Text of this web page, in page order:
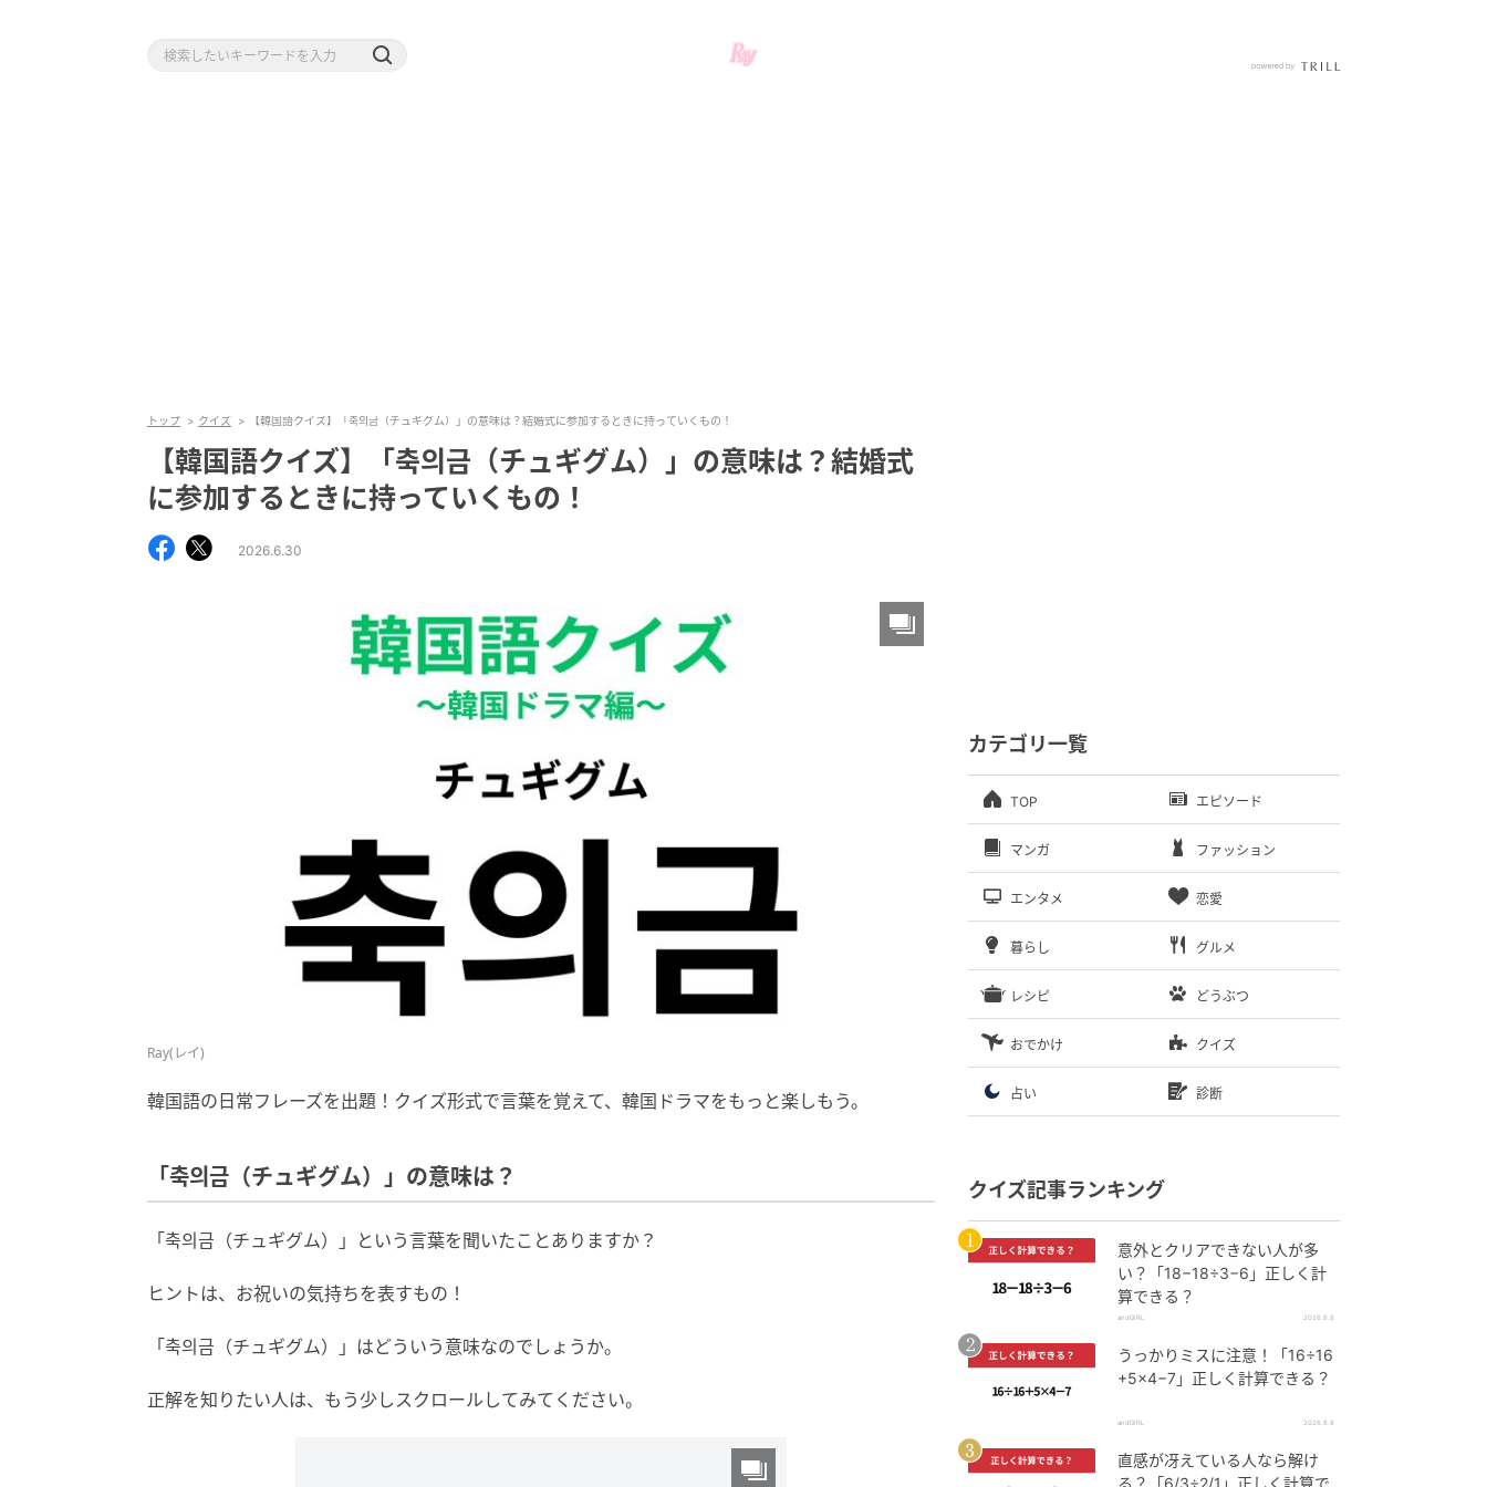
トップ クイズ 【韓国語クイズ】「축의금（チュギグム）」の意味は？結婚式に参加するときに持っていくもの！
【韓国語クイズ】「축의금（チュギグム）」の意味は？結婚式
に参加するときに持っていくもの！
2026.6.30
Ray(レイ)
韓国語の日常フレーズを出題！クイズ形式で言葉を覚えて、韓国ドラマをもっと楽しもう。
「축의금（チュギグム）」の意味は？
「축의금（チュギグム）」という言葉を聞いたことありますか？
ヒントは、お祝いの気持ちを表すもの！
「축의금（チュギグム）」はどういう意味なのでしょうか。
正解を知りたい人は、もう少しスクロールしてみてください。
カテゴリ一覧
TOP エピソード
マンガ ファッション
エンタメ 恋愛
暮らし グルメ
レシピ どうぶつ
おでかけ クイズ
占い 診断
クイズ記事ランキング
意外とクリアできない人が多
い？「18−18÷3−6」正しく計
算できる？
andGIRL 2026.8.8
うっかりミスに注意！「16÷16
+5×4−7」正しく計算できる？
andGIRL 2026.8.8
直感が冴えている人なら解け
る？「6/3÷2/1」正しく計算で